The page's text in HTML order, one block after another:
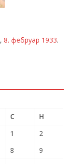
,8. фебруар 1933.
С
Н
1
2
8
9